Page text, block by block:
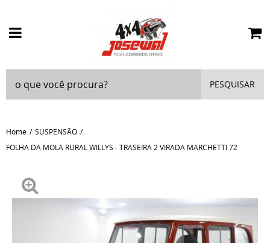
PESQUISAR
Home
SUSPENSÃO
FOLHA DA MOLA RURAL WILLYS - TRASEIRA 2 VIRADA MARCHETTI 72